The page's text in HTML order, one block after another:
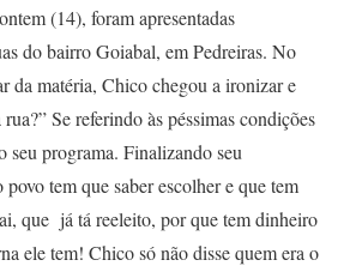
(14), foram apresentadas
do bairro Goiabal, em Pedreiras. No
da matéria, Chico chegou a ironizar e
Se referindo às péssimas condições
seu programa. Finalizando seu
tem que saber escolher e que tem
que já tá reeleito, por que tem dinheiro
ele tem! Chico só não disse quem era o